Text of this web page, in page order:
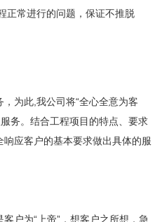
正常进行的问题，保证不推脱
为此,我公司将“全心全意为客
务。结合工程项目的特点、要求
应客户的基本要求做出具体的服
户为“上帝”，想客户之所想，急